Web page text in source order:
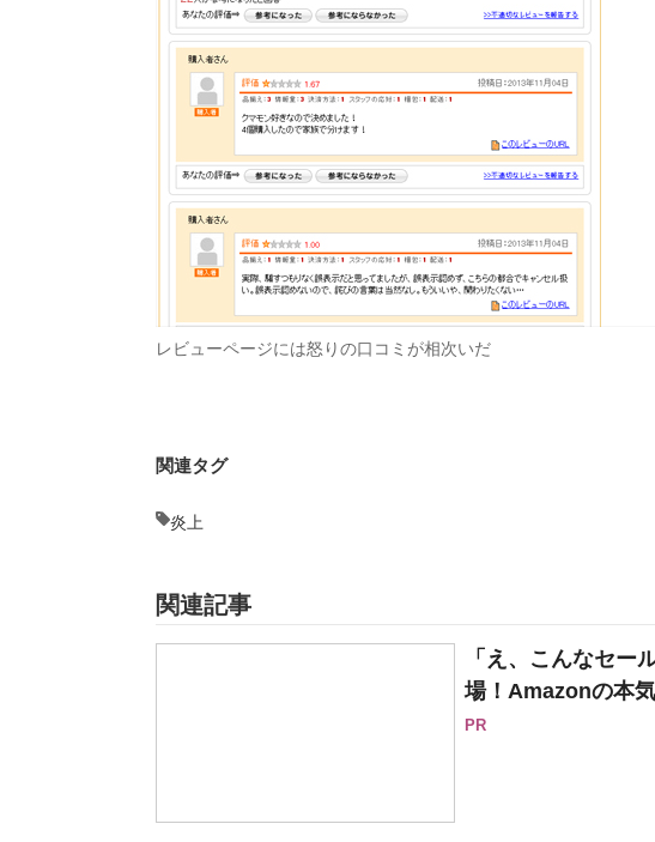
レビューページには怒りの口コミが相次いだ
関連タグ
炎上
関連記事
「え、こんなセー
場！Amazonの本
PR